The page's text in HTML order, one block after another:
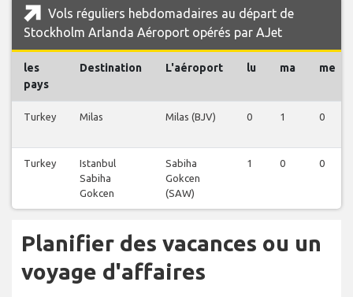
Vols réguliers hebdomadaires au départ de
Stockholm Arlanda Aéroport opérés par AJet
les
pays
Destination L'aéroport lu ma me
Turkey Milas Milas (BJV) 0 1 0
Turkey
Istanbul
Sabiha
Gokcen
Sabiha
Gokcen
(SAW)
1 0 0
Planifier des vacances ou un
voyage d'affaires